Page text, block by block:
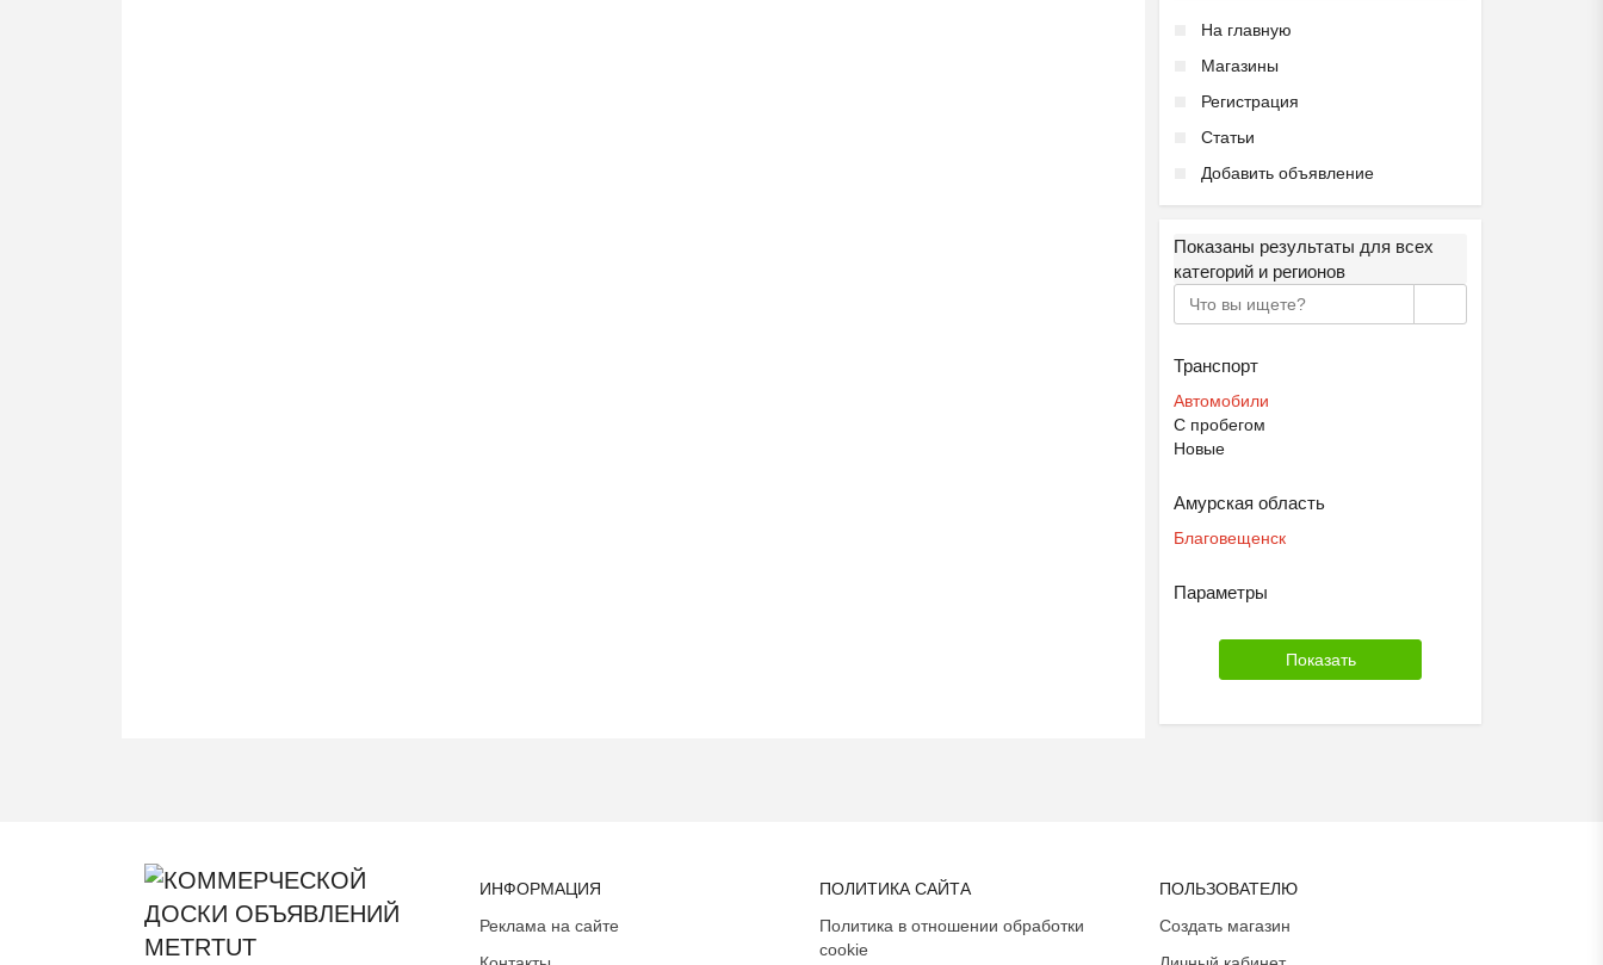
На главную
Магазины
Регистрация
Статьи
Добавить объявление
Показаны результаты для всех
категорий и регионов
Транспорт
Автомобили
С пробегом
Новые
Амурская область
Благовещенск
Параметры
ИНФОРМАЦИЯ
Реклама на сайте
ПОЛИТИКА САЙТА
Политика в отношении обработки
cookie
ПОЛЬЗОВАТЕЛЮ
Создать магазин